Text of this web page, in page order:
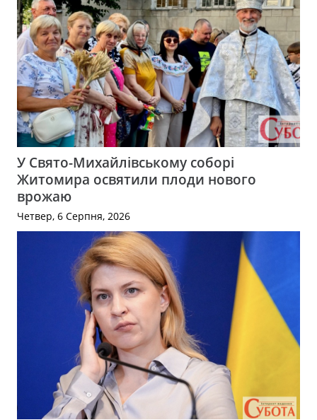
У Свято-Михайлівському соборі
Житомира освятили плоди нового
врожаю
Четвер, 6 Серпня, 2026